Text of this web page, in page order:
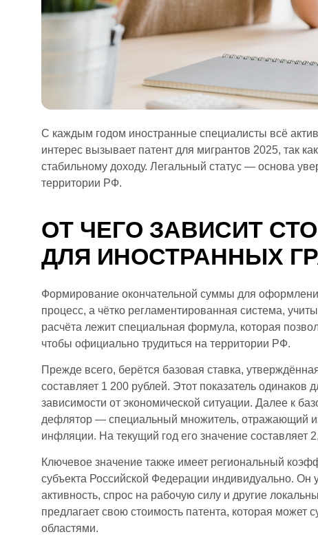
С каждым годом иностранные специалисты всё
интерес вызывает патент для мигрантов 2025, так
стабильному доходу. Легальный статус — основа
территории РФ.
ОТ ЧЕГО ЗАВИСИТ
ДЛЯ ИНОСТРАННЫХ
Формирование окончательной суммы для
процесс, а чётко регламентированная система,
расчёта лежит специальная формула, которая
чтобы официально трудиться на территории РФ.
Прежде всего, берётся базовая ставка,
составляет 1 200 рублей. Этот показатель одинаков
зависимости от экономической ситуации. Далее к
дефлятор — специальный множитель, отражающий
инфляции. На текущий год его значение составляет
Ключевое значение также имеет региональный
субъекта Российской Федерации индивидуально. Он
активность, спрос на рабочую силу и другие
предлагает свою стоимость патента, которая
областями.